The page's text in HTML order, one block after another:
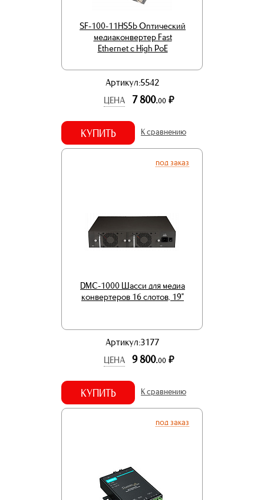
SF-100-11HS5b Оптический
медиаконвертер Fast
Ethernet с High PoE
Артикул:5542
ЦЕНА
7 800.00 р.
КУПИТЬ К сравнению
под заказ
DMC-1000 Шасси для медиа
конвертеров 16 слотов, 19"
Артикул:3177
ЦЕНА
9 800.00 р.
КУПИТЬ К сравнению
под заказ